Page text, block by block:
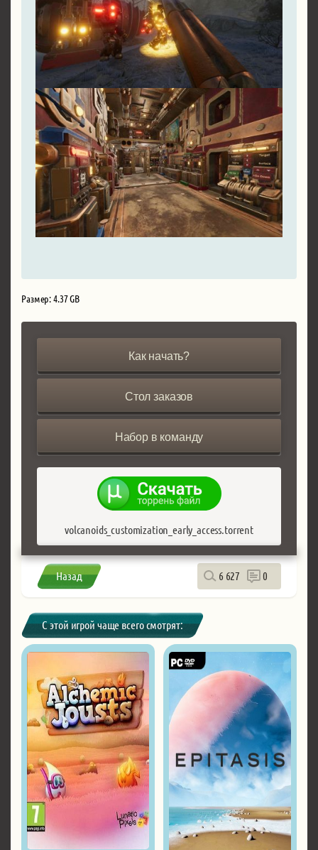
Размер: 4.37 GB
Как начать?
Стол заказов
Набор в команду
volcanoids_customization_early_access.torrent
Назад 6 627 0
С этой игрой чаще всего смотрят: